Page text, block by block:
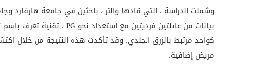
وشملت الدراسة ، التي قادها والتر ، باحثين في جامعة هارفارد
مريض إضافية.